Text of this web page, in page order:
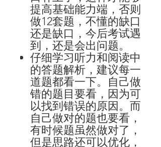
提高基础能力端，否则
做12套题，不懂的缺口
还是缺口，今后考试遇
到，还是会出问题。
仔细学习听力和阅读中
的答题解析，建议每一
道题都看一下。自己做
错的题目要看，因为可
以找到错误的原因。而
自己做对的题也要看，
有时候题虽然做对了，
但是思路还可以优化，